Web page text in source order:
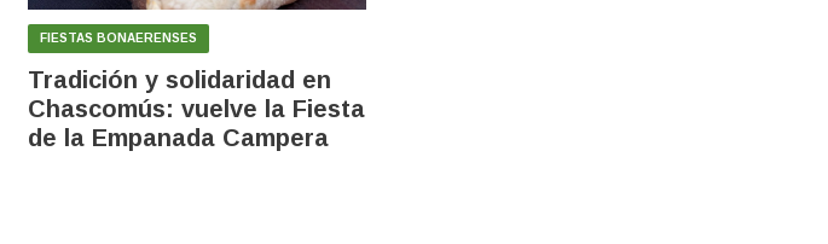
FIESTAS BONAERENSES
Tradición y solidaridad en
Chascomús: vuelve la Fiesta
de la Empanada Campera